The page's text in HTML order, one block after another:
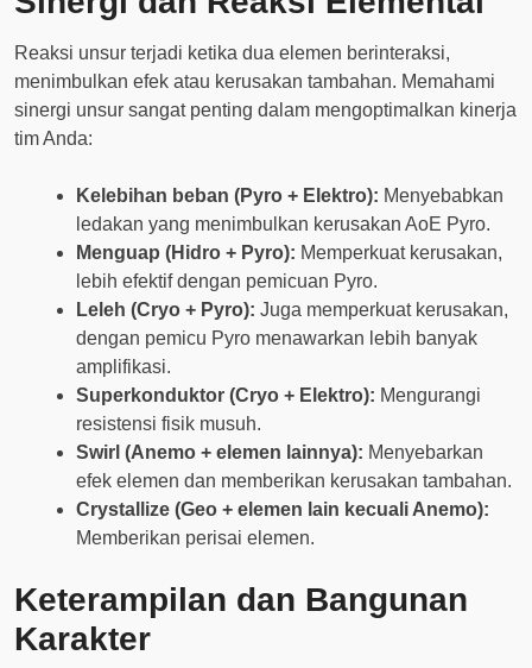
Reaksi unsur terjadi ketika dua elemen berinteraksi,
menimbulkan efek atau kerusakan tambahan. Memahami
sinergi unsur sangat penting dalam mengoptimalkan kinerja
tim Anda:
Kelebihan beban (Pyro + Elektro): Menyebabkan
ledakan yang menimbulkan kerusakan AoE Pyro.
Menguap (Hidro + Pyro): Memperkuat kerusakan,
lebih efektif dengan pemicuan Pyro.
Leleh (Cryo + Pyro): Juga memperkuat kerusakan,
dengan pemicu Pyro menawarkan lebih banyak
amplifikasi.
Superkonduktor (Cryo + Elektro): Mengurangi
resistensi fisik musuh.
Swirl (Anemo + elemen lainnya): Menyebarkan
efek elemen dan memberikan kerusakan tambahan.
Crystallize (Geo + elemen lain kecuali Anemo):
Memberikan perisai elemen.
Keterampilan dan Bangunan
Karakter